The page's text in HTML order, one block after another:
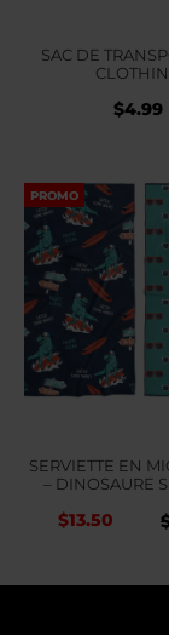
SAC DE
$4.99
PROMO
SERVIETTE EN
– DINOSAURE
Le
$13.50